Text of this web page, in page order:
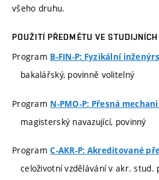
všeho druhu.
POUŽITÍ PŘEDMĚTU VE
Program B-FIN-P: Fyzikální
bakalářský, povinně volitelný
Program N-PMO-P: Přesná
magisterský navazující, povinný
ProgramC-AKR-P: Akreditované
celoživotní vzdělávání v akr. stud.